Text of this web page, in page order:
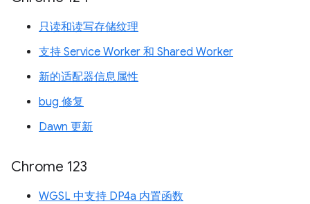
只读和读写存储纹理
支持 Service Worker 和 Shared Worker
新的适配器信息属性
bug 修复
Dawn 更新
Chrome 123
WGSL 中支持 DP4a 内置函数